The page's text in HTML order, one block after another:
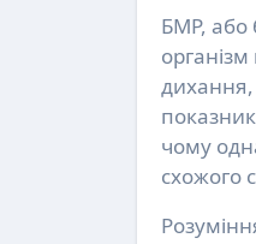
БМР, або базальний метаболічний рівень, — це мінімальна кількість енергії в калоріях, яку
дихання,
чому
схожого